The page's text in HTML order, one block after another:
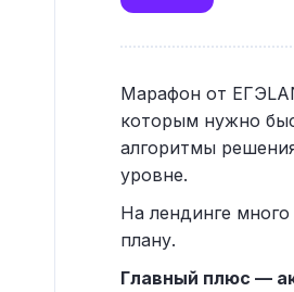
Марафон от
которым нужно
алгоритмы
уровне.
На лендинге
плану.
Главный плюс —